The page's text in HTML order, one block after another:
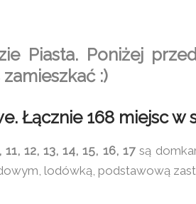
Piasta. Poniżej
:)
Łącznie 168 miejsc w
12, 13, 14, 15, 16, 17są
lodówką, podstawową